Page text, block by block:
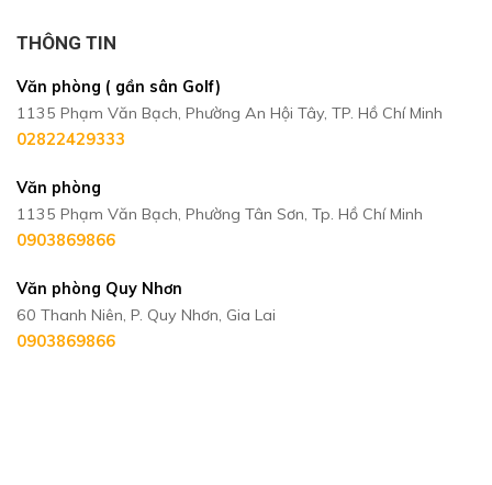
THÔNG TIN
Văn phòng ( gần sân Golf)
1135 Phạm Văn Bạch, Phường An Hội Tây, TP. Hồ Chí Minh
02822429333
Văn phòng
1135 Phạm Văn Bạch, Phường Tân Sơn, Tp. Hồ Chí Minh
0903869866
Văn phòng Quy Nhơn
60 Thanh Niên, P. Quy Nhơn, Gia Lai
0903869866